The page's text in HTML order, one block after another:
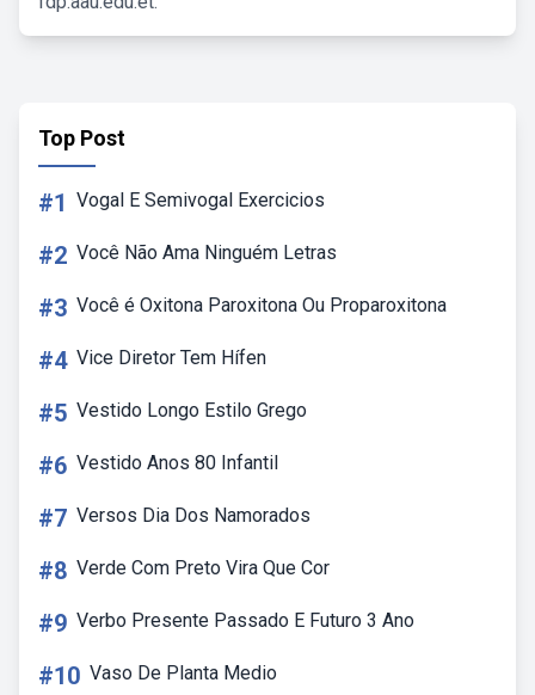
Top Post
#1 Vogal E Semivogal Exercicios
#2 Você Não Ama Ninguém Letras
#3 Você é Oxitona Paroxitona Ou Proparoxitona
#4 Vice Diretor Tem Hífen
#5 Vestido Longo Estilo Grego
#6 Vestido Anos 80 Infantil
#7 Versos Dia Dos Namorados
#8 Verde Com Preto Vira Que Cor
#9 Verbo Presente Passado E Futuro 3 Ano
#10 Vaso De Planta Medio